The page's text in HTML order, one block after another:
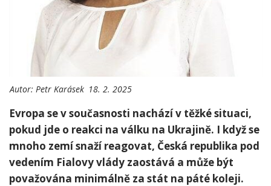
Autor: Petr Karásek 18. 2. 2025
Evropa se v současnosti nachází v těžké situaci,
pokud jde o reakci na válku na Ukrajině. I když se
mnoho zemí snaží reagovat, Česká republika pod
vedením Fialovy vlády zaostává a může být
považována minimálně za stát na páté koleji.